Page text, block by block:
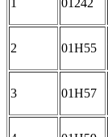
2 01H55
3 01H57